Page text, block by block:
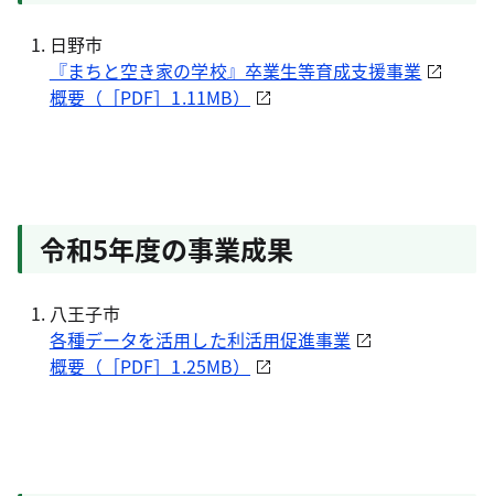
日野市
『まちと空き家の学校』卒業生等育成支援事業
概要（［PDF］1.11MB）
令和5年度の事業成果
八王子市
各種データを活用した利活用促進事業
概要（［PDF］1.25MB）